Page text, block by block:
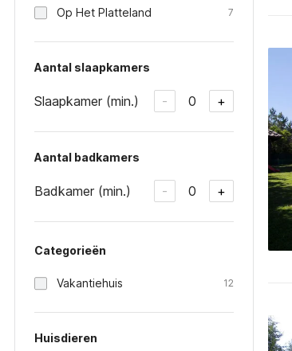
Op Het Platteland 7
Aantal slaapkamers
Slaapkamer (min.) - 0 +
Aantal badkamers
Badkamer (min.) - 0 +
Categorieën
Vakantiehuis 12
Huisdieren